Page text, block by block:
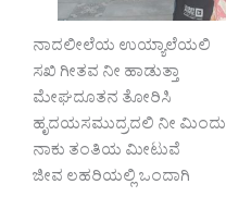
ನಾದಲೀಲೆಯ ಉಯ್ಯಾಲೆಯಲಿ
ಸಖಿ ಗೀತವ ನೀ ಹಾಡುತ್ತಾ
ಮೇಘದೂತನ ತೋರಿಸಿ
ಹೃದಯಸಮುದ್ರದಲಿ ನೀ ಮಿಂದು
ನಾಕು ತಂತಿಯ ಮೀಟುವೆ
ಜೀವ ಲಹರಿಯಲ್ಲಿ ಒಂದಾಗಿ